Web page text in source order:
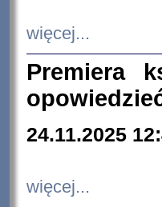
więcej...
Premiera
24.11.2025
więcej...